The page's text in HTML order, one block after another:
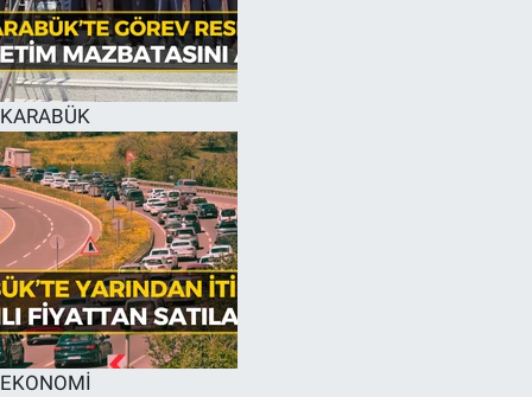
KARABÜK
EKONOMİ
Tüm Manşetler
Son Dakika Haberleri
Haber Arşivi